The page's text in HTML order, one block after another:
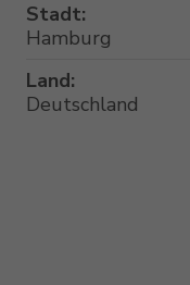
Stadt:
Hamburg
Land:
Deutschland